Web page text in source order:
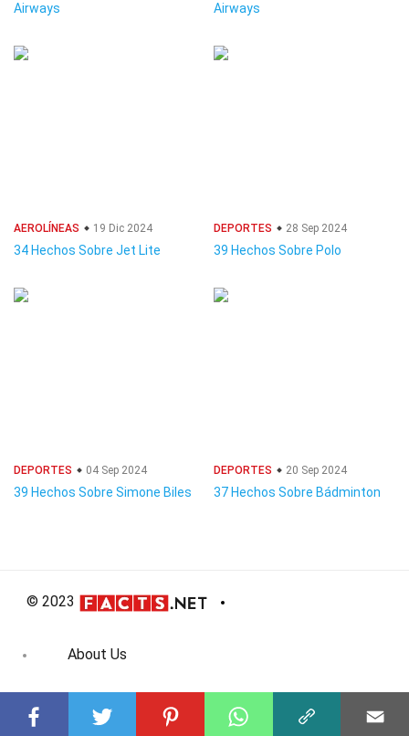
Airways
Airways
AEROLÍNEAS 19 Dic 2024
34 Hechos Sobre Jet Lite
DEPORTES 28 Sep 2024
39 Hechos Sobre Polo
DEPORTES 04 Sep 2024
39 Hechos Sobre Simone Biles
DEPORTES 20 Sep 2024
37 Hechos Sobre Bádminton
© 2023
About Us